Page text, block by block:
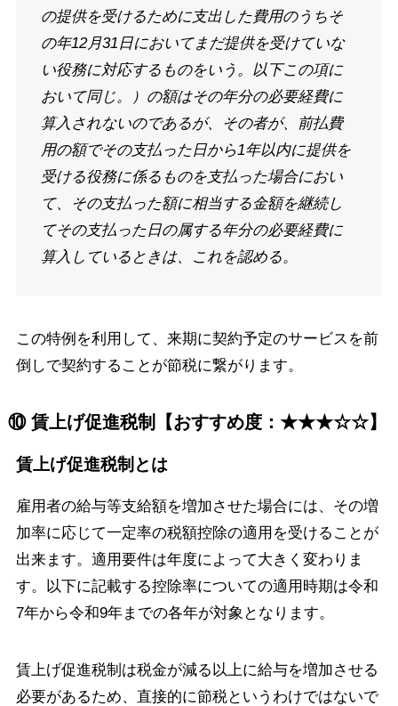
の提供を受けるために支出した費用のうちそ
の年12月31日においてまだ提供を受けていな
い役務に対応するものをいう。以下この項に
おいて同じ。）の額はその年分の必要経費に
算入されないのであるが、その者が、前払費
用の額でその支払った日から1年以内に提供を
受ける役務に係るものを支払った場合におい
て、その支払った額に相当する金額を継続し
てその支払った日の属する年分の必要経費に
算入しているときは、これを認める。
この特例を利用して、来期に契約予定のサービスを前
倒しで契約することが節税に繋がります。
⑩ 賃上げ促進税制【おすすめ度：★★★☆☆】
賃上げ促進税制とは
雇用者の給与等支給額を増加させた場合には、その増
加率に応じて一定率の税額控除の適用を受けることが
出来ます。適用要件は年度によって大きく変わりま
す。以下に記載する控除率についての適用時期は令和
7年から令和9年までの各年が対象となります。
賃上げ促進税制は税金が減る以上に給与を増加させる
必要があるため、直接的に節税というわけではないで